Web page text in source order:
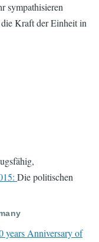
sympathisieren
Kraft der Einheit in
Die politischen
years Anniversary of